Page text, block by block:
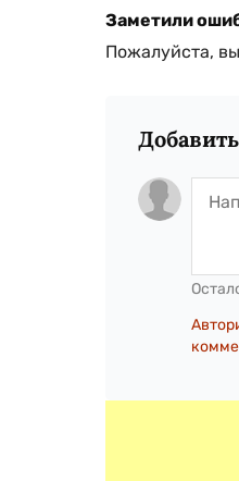
Заметили
Пожалуйста,